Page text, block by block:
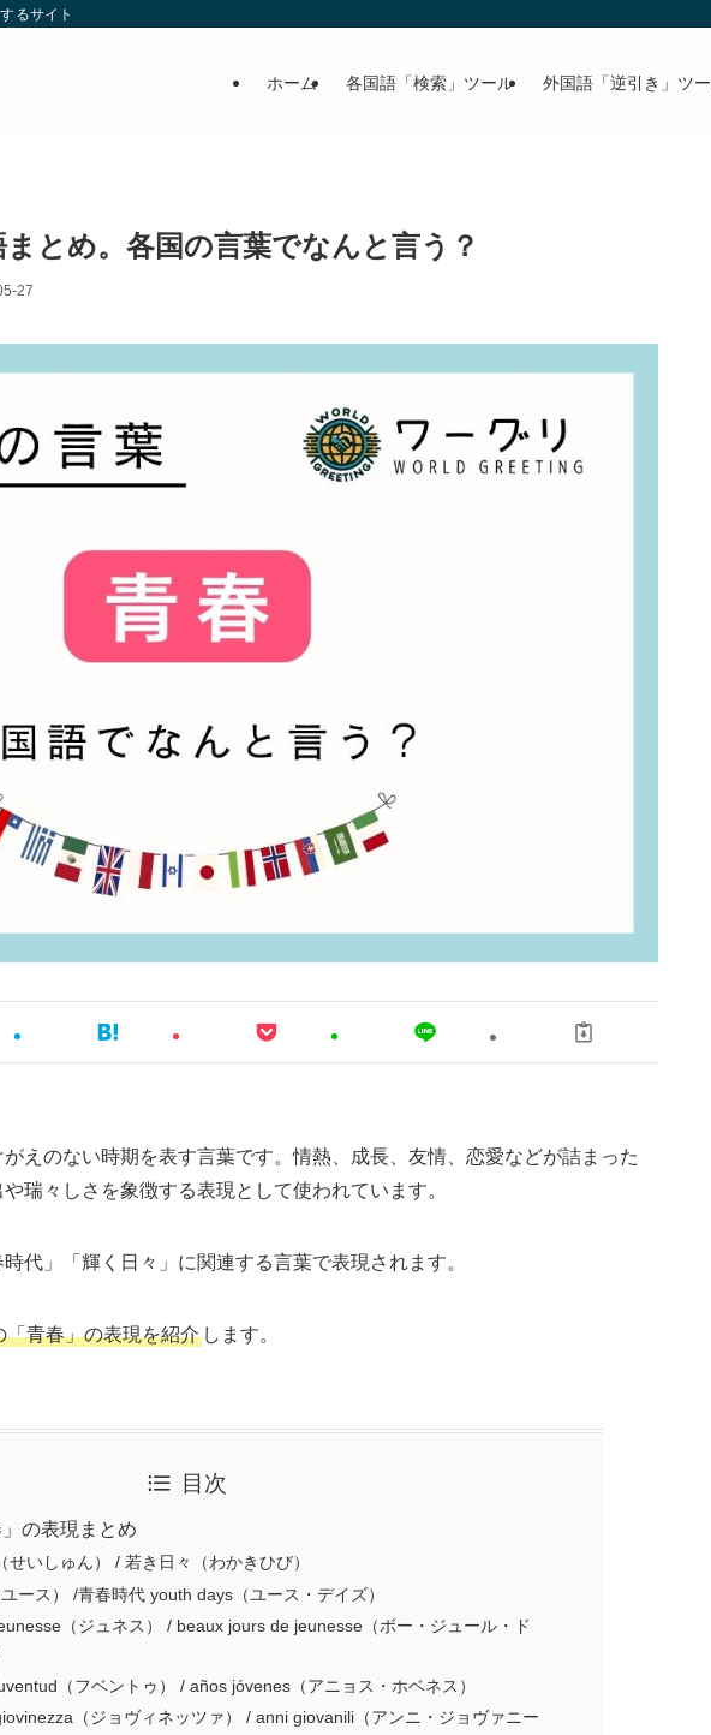
るサイト
ホーム 各国語「検索」ツール 外国語「逆引き」ツ
まとめ。各国の言葉でなんと言う？
27
がえのない時期を表す言葉です。情熱、成長、友情、恋愛などが詰まった
瑞々しさを象徴する表現として使われています。
代」「輝く日々」に関連する言葉で表現されます。
「青春」の表現を紹介 します。
目次
の表現まとめ
せいしゅん） / 若き日々（わかきひび）
ース） /青春時代 youth days（ユース・デイズ）
（ジュネス） / beaux jours de jeunesse（ボー・ジュール・ド
（フベントゥ） / años jóvenes（アニョス・ホベネス）
（ジョヴィネッツァ） / anni giovanili（アンニ・ジョヴァニー